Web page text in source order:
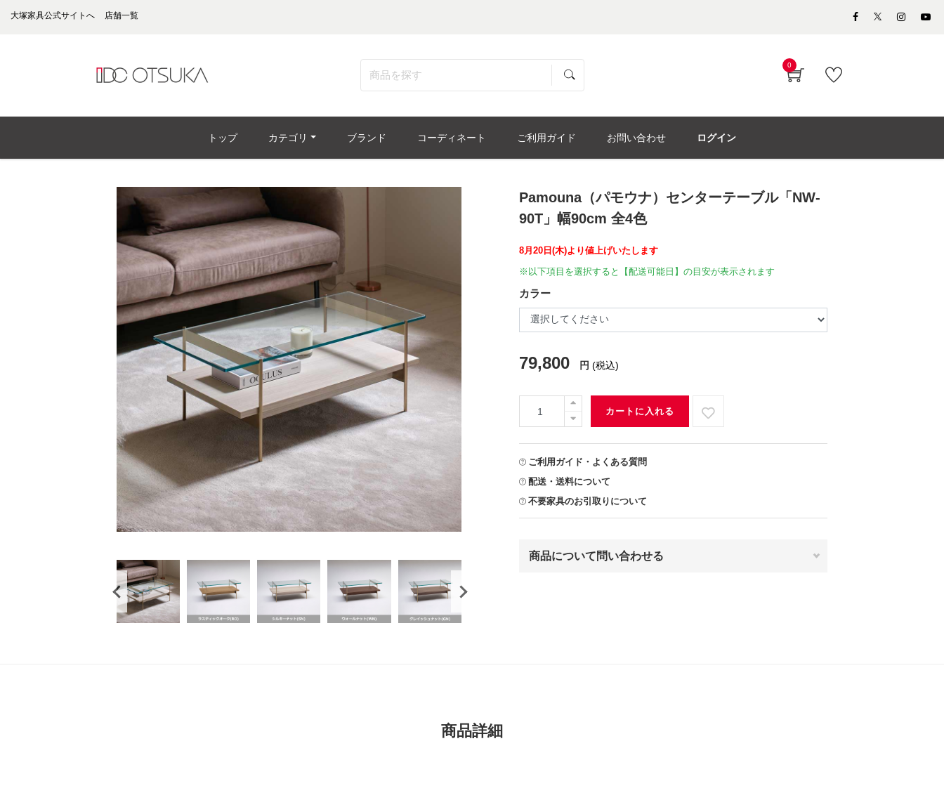
大塚家具公式サイトへ 店舗一覧
0
トップ カテゴリ ブランド コーディネート ご利用ガイド お問い合わせ ログイン
Pamouna（パモウナ）センターテーブル「NW-
90T」幅90cm 全4色
8月20日(木)より値上げいたします
※以下項目を選択すると【配送可能日】の目安が表示されます
カラー
79,800 円 (税込)
カートに入れる
ご利用ガイド・よくある質問
配送・送料について
不要家具のお引取りについて
商品について問い合わせる
商品詳細